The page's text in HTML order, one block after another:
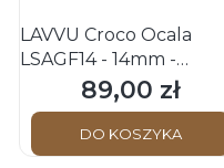
LAVVU Croco Ocala
LSAGF14 - 14mm -
BEŻOWY - Skórzany
pasek do zegarka
Cena
89,00 zł
DO KOSZYKA